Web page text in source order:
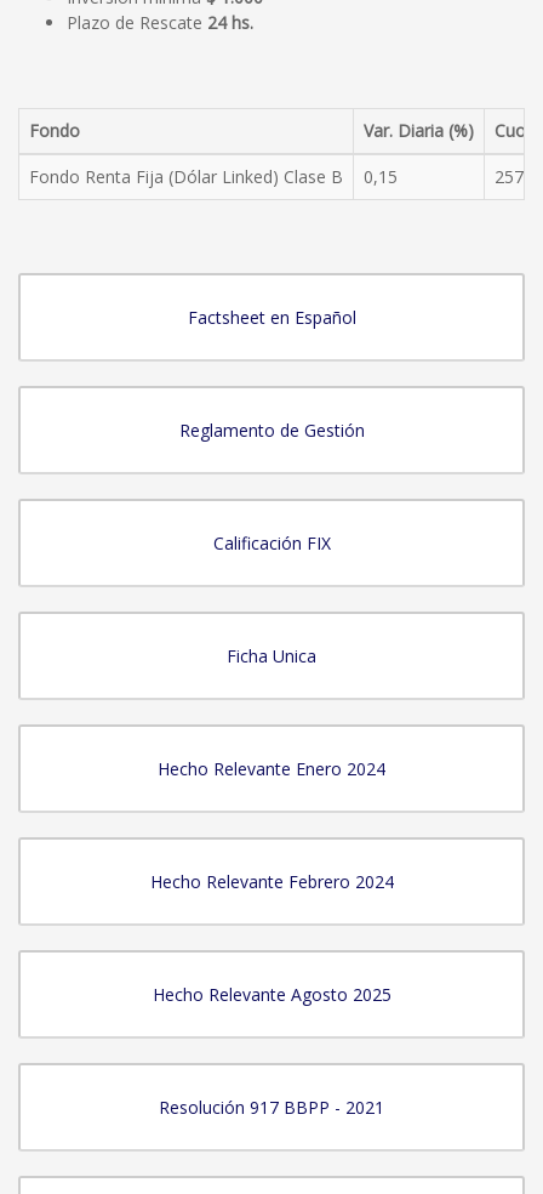
Plazo de Rescate 24 hs.
Fondo Var. Diaria (%)
Fondo Renta Fija (Dólar Linked) Clase B
0,15
Factsheet en Español
Reglamento de Gestión
Calificación FIX
Ficha Unica
Hecho Relevante Enero 2024
Hecho Relevante Febrero 2024
Hecho Relevante Agosto 2025
Resolución 917 BBPP - 2021